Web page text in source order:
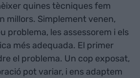
quines tècniques fem
millors. Simplement venen,
problema, les assessorem i els
més adequada. El primer
el problema. Un cop exposat,
pot variar, i ens adaptem